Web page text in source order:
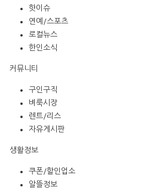
핫이슈
연예/스포츠
로컬뉴스
한인소식
커뮤니티
구인구직
벼룩시장
렌트/리스
자유게시판
생활정보
쿠폰/할인업소
알뜰정보